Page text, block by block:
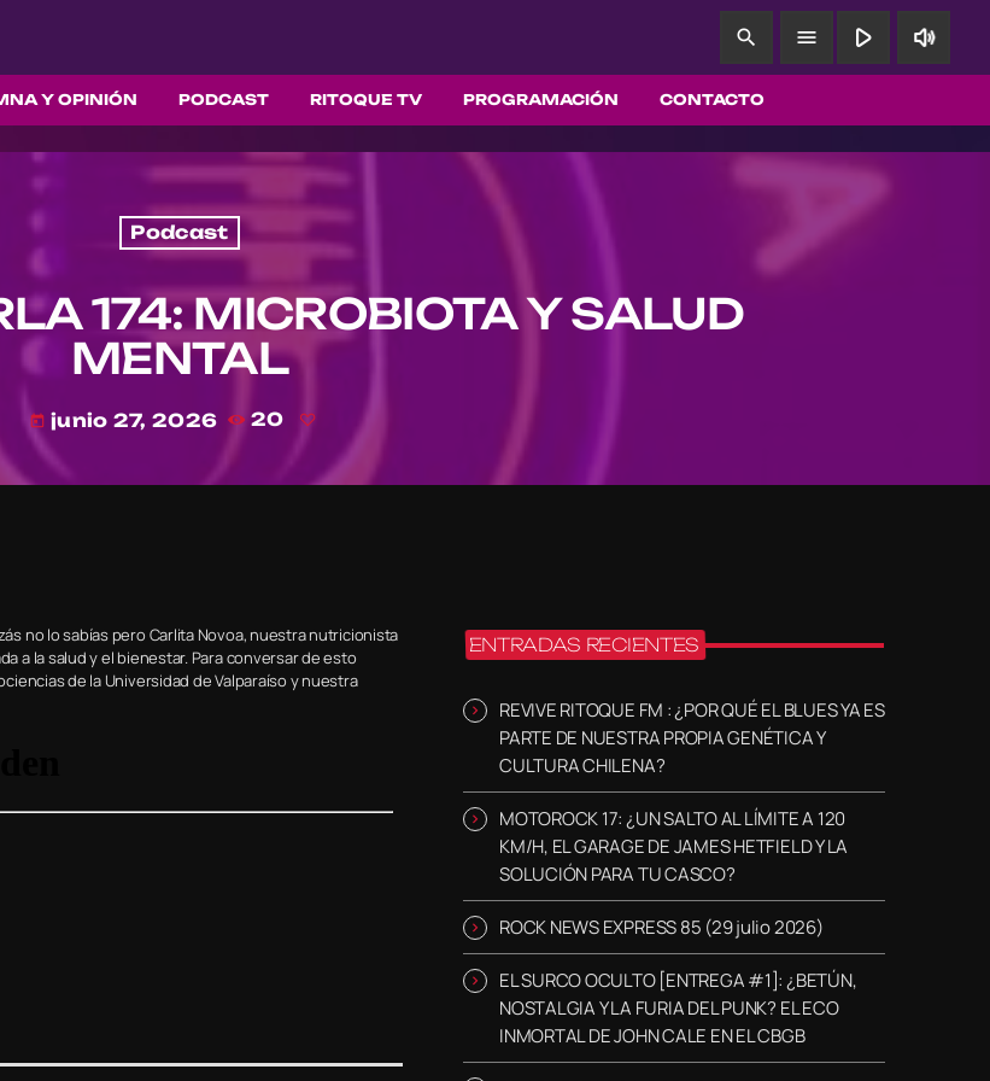
Y OPINIÓN PODCAST RITOQUE TV PROGRAMACIÓN CONTACTO
search menu play_arrow volume_up
Podcast
174: MICROBIOTA Y SALUD
MENTAL
today junio 27, 2026 20
no lo sabías pero Carlita Novoa, nuestra nutricionista
a la salud y el bienestar. Para conversar de esto
de la Universidad de Valparaíso y nuestra
ENTRADAS RECIENTES
REVIVE RITOQUE FM : ¿POR QUÉ EL BLUES YA ES
PARTE DE NUESTRA PROPIA GENÉTICA Y
CULTURA CHILENA?
MOTOROCK 17: ¿UN SALTO AL LÍMITE A 120
KM/H, EL GARAGE DE JAMES HETFIELD Y LA
SOLUCIÓN PARA TU CASCO?
ROCK NEWS EXPRESS 85 (29 julio 2026)
EL SURCO OCULTO [ENTREGA #1]: ¿BETÚN,
NOSTALGIA Y LA FURIA DEL PUNK? EL ECO
INMORTAL DE JOHN CALE EN EL CBGB